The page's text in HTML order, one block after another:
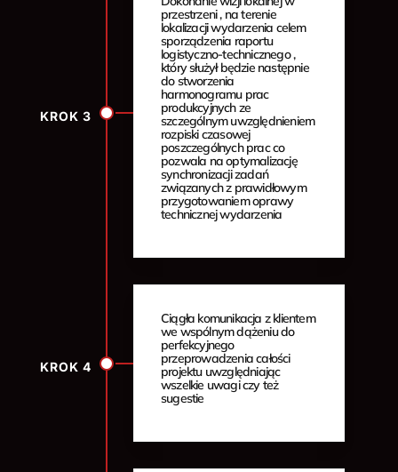
KROK 3
przestrzeni , na terenie
lokalizacji wydarzenia celem
sporządzenia raportu
logistyczno-technicznego ,
który służył będzie następnie
do stworzenia
harmonogramu prac
produkcyjnych ze
szczególnym uwzględnieniem
rozpiski czasowej
poszczególnych prac co
pozwala na optymalizację
synchronizacji zadań
związanych z prawidłowym
przygotowaniem oprawy
technicznej wydarzenia
KROK 4
Ciągła komunikacja z klientem
we wspólnym dążeniu do
perfekcyjnego
przeprowadzenia całości
projektu uwzględniając
wszelkie uwagi czy też
sugestie